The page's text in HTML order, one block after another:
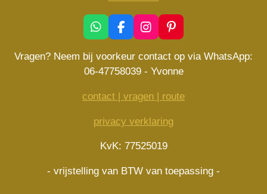
W
h
a
s
p
F
a
c
e
b
o
I
n
s
r
m
P
i
n
e
e
t
Vragen? Neem bij voorkeur contact op via WhatsApp:
06-47758039 - Yvonne
contact | vragen | route
privacy verklaring
KvK: 77525019
- vrijstelling van BTW van toepassing -